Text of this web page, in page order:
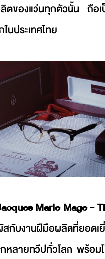
ของแว่นทุกตัวนั้น ถือเ
นประเทศไทย
Marie Mage -
กับงานฝีมือผลิตที่ยอดเ
ลายทวีปทั่วโลก พร้อม